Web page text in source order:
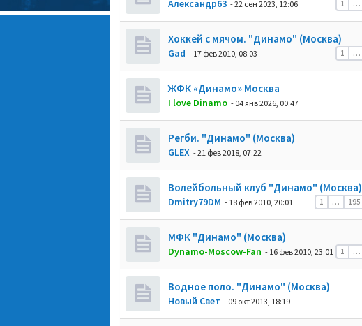
1 …
Александр63 - 22 сен 2023, 12:06
Хоккей с мячом. "Динамо" (Москва)
1 …
Gad - 17 фев 2010, 08:03
ЖФК «Динамо» Москва
I love Dinamo - 04 янв 2026, 00:47
Регби. "Динамо" (Москва)
GLEX - 21 фев 2018, 07:22
Волейбольный клуб "Динамо" (Москва)
1 … 195
Dmitry79DM - 18 фев 2010, 20:01
МФК "Динамо" (Москва)
1 …
Dynamo-Moscow-Fan - 16 фев 2010, 23:01
Водное поло. "Динамо" (Москва)
Новый Свет - 09 окт 2013, 18:19